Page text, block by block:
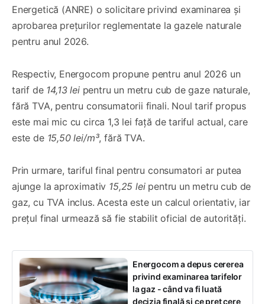
Energetică (ANRE) o solicitare privind examinarea și
aprobarea prețurilor reglementate la gazele naturale
pentru anul 2026.
Respectiv, Energocom propune pentru anul 2026 un
tarif de14,13 lei pentru un metru cub de gaze naturale,
fără TVA, pentru consumatorii finali. Noul tarif propus
este mai mic cu circa 1,3 lei față de tariful actual, care
este de 15,50 lei/m³, fără TVA.
Prin urmare, tariful final pentru consumatori ar putea
ajunge la aproximativ 15,25 leipentru un metru cub de
gaz, cu TVA inclus. Acesta este un calcul orientativ, iar
prețul final urmează să fie stabilit oficial de autorități.
Energocom a depus cererea
privind examinarea tarifelor
la gaz - când va fi luată
decizia finală și ce preț cere